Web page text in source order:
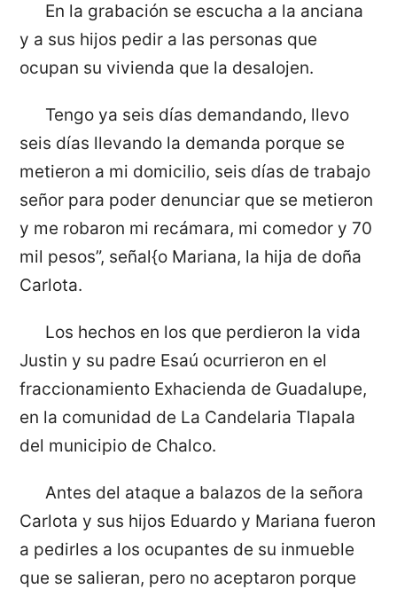
En la grabación se escucha a la anciana
y a sus hijos pedir a las personas que
ocupan su vivienda que la desalojen.
Tengo ya seis días demandando, llevo
seis días llevando la demanda porque se
metieron a mi domicilio, seis días de trabajo
señor para poder denunciar que se metieron
y me robaron mi recámara, mi comedor y 70
mil pesos”, señal{o Mariana, la hija de doña
Carlota.
Los hechos en los que perdieron la vida
Justin y su padre Esaú ocurrieron en el
fraccionamiento Exhacienda de Guadalupe,
en la comunidad de La Candelaria Tlapala
del municipio de Chalco.
Antes del ataque a balazos de la señora
Carlota y sus hijos Eduardo y Mariana fueron
a pedirles a los ocupantes de su inmueble
que se salieran, pero no aceptaron porque